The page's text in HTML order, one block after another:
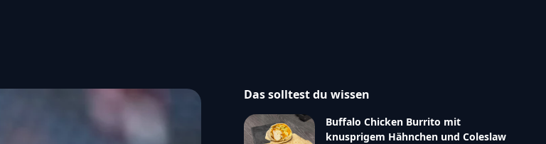
Das solltest du wissen
Buffalo Chicken Burrito mit
knusprigem Hähnchen und Coleslaw